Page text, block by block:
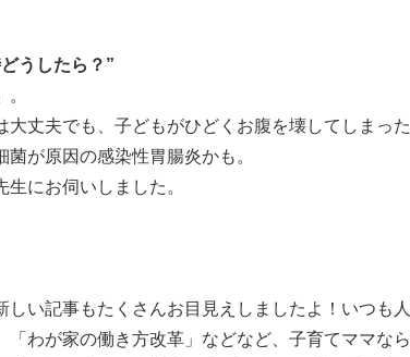
うしたら？”
大丈夫でも、子どもがひどくお腹を壊してしまっ
が原因の感染性胃腸炎かも。
にお伺いしました。
い記事もたくさんお目見えしましたよ！いつも
「わが家の働き方改革」などなど、子育てママな